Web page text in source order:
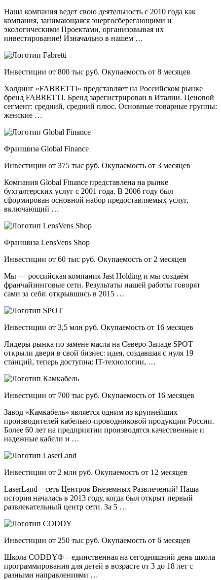
Наша компания ведет свою деятельность с 2010 года как
компания, занимающаяся энергосберегающими и
экологическими Проектами, организовывая их
инвестирование! Изначально в нашем …
Инвестиции от 800 тыс руб. Окупаемость от 8 месяцев
Холдинг «FABRETTI» представляет на Российском рынке
бренд FABRETTI. Бренд зарегистрирован в Италии. Ценовой
сегмент: средний, средний плюс. Основные товарные группы:
женские …
Франшиза Global Finance
Инвестиции от 375 тыс руб. Окупаемость от 3 месяцев
Компания Global Finance представлена на рынке
бухгалтерских услуг с 2001 года. В 2006 году был
сформирован основной набор предоставляемых услуг,
включающий …
Франшиза LensVens Shop
Инвестиции от 60 тыс руб. Окупаемость от 2 месяцев
Мы — российская компания Jast Holding и мы создаём
франчайзинговые сети. Результаты нашей работы говорят
сами за себя: открывшись в 2015 …
Инвестиции от 3,5 млн руб. Окупаемость от 16 месяцев
Лидеры рынка по замене масла на Северо-Западе SPOT
открыли двери в свой бизнес: идея, создавшая с нуля 19
станций, теперь доступна: IT-технологии, …
Инвестиции от 700 тыс руб. Окупаемость от 16 месяцев
Завод «Камкабель» является одним из крупнейших
производителей кабельно-проводниковой продукции России.
Более 60 лет на предприятии производятся качественные и
надежные кабели и …
Инвестиции от 2 млн руб. Окупаемость от 12 месяцев
LaserLand – сеть Центров Внеземных Развлечений! Наша
история началась в 2013 году, когда был открыт первый
развлекательный центр сети. За 5 …
Инвестиции от 250 тыс руб. Окупаемость от 6 месяцев
Школа CODDY® – единственная на сегодняшний день школа
программирования для детей в возрасте от 3 до 18 лет с
разными направлениями …